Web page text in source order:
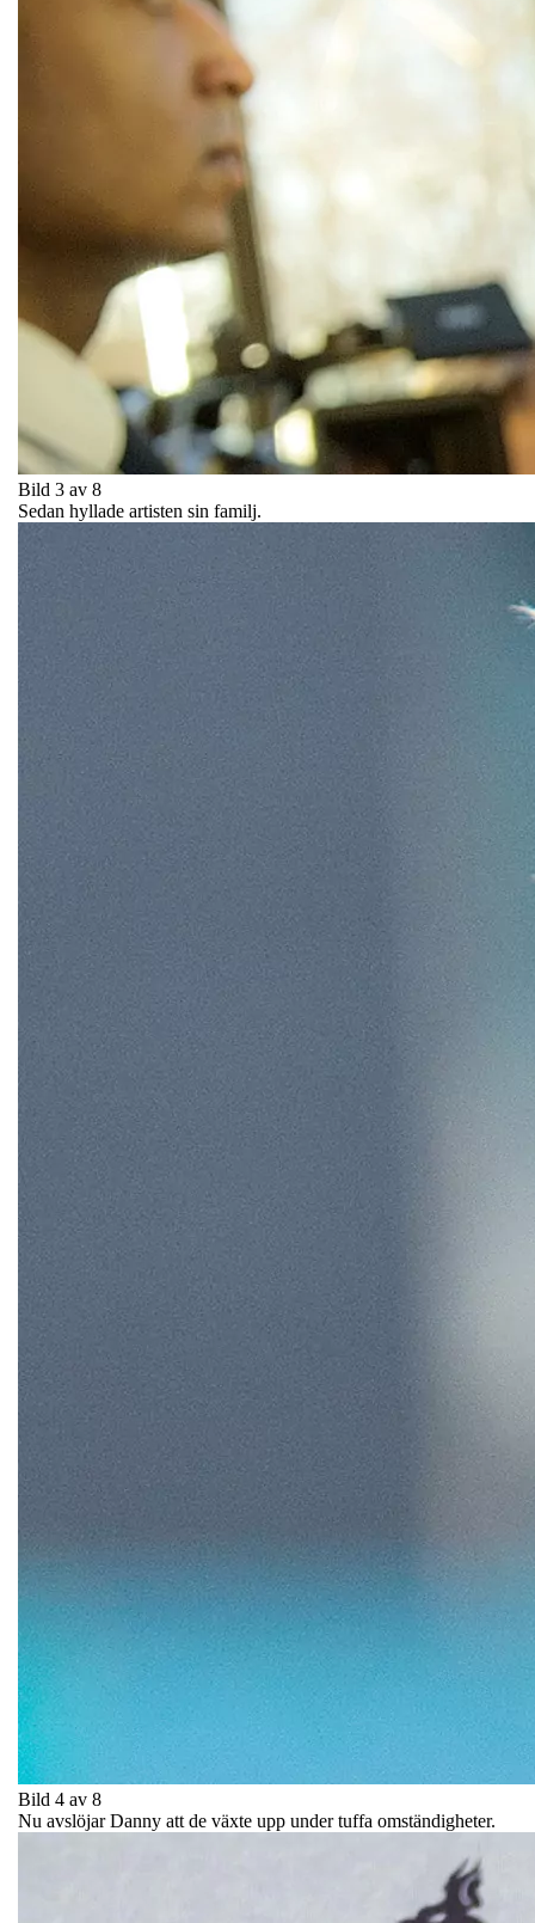
Bild 3 av 8
Sedan hyllade artisten sin familj.
Bild 4 av 8
Nu avslöjar Danny att de växte upp under tuffa omständigheter.